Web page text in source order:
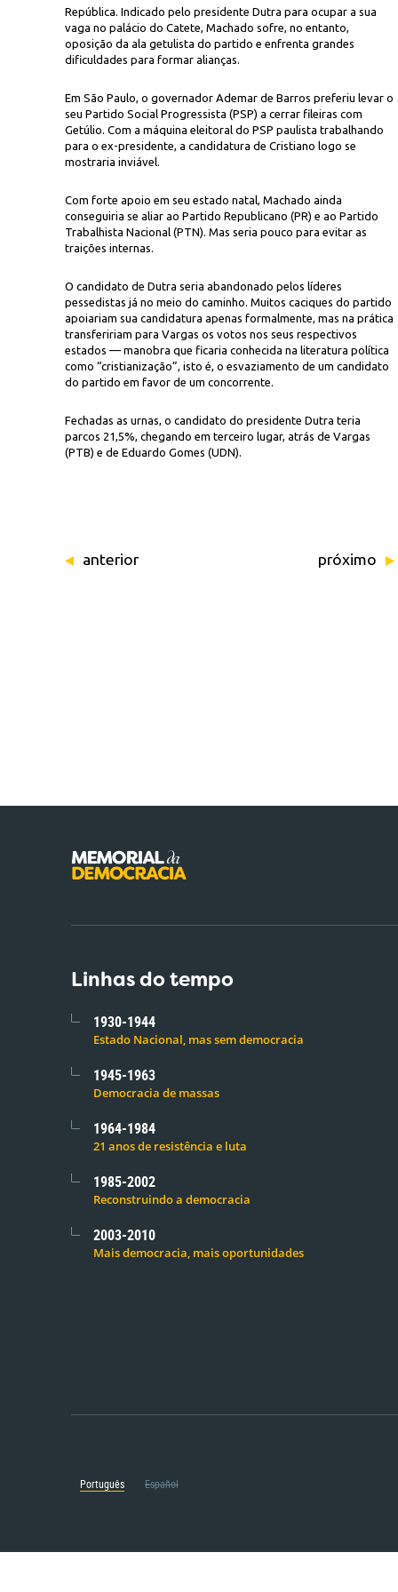
República. Indicado pelo presidente Dutra para ocupar a sua
vaga no palácio do Catete, Machado sofre, no entanto,
oposição da ala getulista do partido e enfrenta grandes
dificuldades para formar alianças.
Em São Paulo, o governador Ademar de Barros preferiu levar o
seu Partido Social Progressista (PSP) a cerrar fileiras com
Getúlio. Com a máquina eleitoral do PSP paulista trabalhando
para o ex-presidente, a candidatura de Cristiano logo se
mostraria inviável.
Com forte apoio em seu estado natal, Machado ainda
conseguiria se aliar ao Partido Republicano (PR) e ao Partido
Trabalhista Nacional (PTN). Mas seria pouco para evitar as
traições internas.
O candidato de Dutra seria abandonado pelos líderes
pessedistas já no meio do caminho. Muitos caciques do partido
apoiariam sua candidatura apenas formalmente, mas na prática
transfeririam para Vargas os votos nos seus respectivos
estados — manobra que ficaria conhecida na literatura política
como “cristianização”, isto é, o esvaziamento de um candidato
do partido em favor de um concorrente.
Fechadas as urnas, o candidato do presidente Dutra teria
parcos 21,5%, chegando em terceiro lugar, atrás de Vargas
(PTB) e de Eduardo Gomes (UDN).
anterior próximo
correligionários durante campanha presidencial em Minas Gerais
Linhas do tempo
1930-1944
Estado Nacional, mas sem democracia
1945-1963
Democracia de massas
1964-1984
21 anos de resistência e luta
1985-2002
Reconstruindo a democracia
2003-2010
Mais democracia, mais oportunidades
Português Español